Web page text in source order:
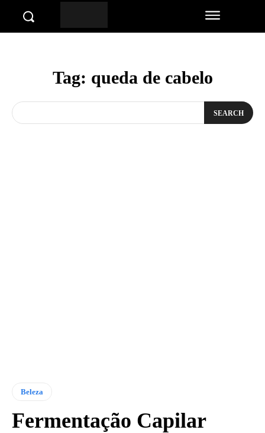
Tag: queda de cabelo
SEARCH
Beleza
Fermentação Capilar